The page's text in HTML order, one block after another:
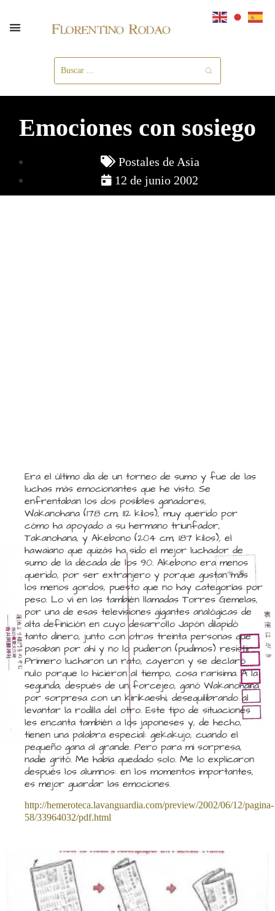
Emociones con sosiego
Postales de Asia
12 de junio 2002
Era el último día de un torneo de sumo y fue de las
luchas más emocionantes que he visto. Se
enfrentaban los dos posibles ganadores,
Wakanohana (178 cm, 112 kilos), muy querido por
cómo ha apoyado a su hermano triunfador,
Takanohana, y Akebono (204 cm, 187 kilos), el
hawaiano que quizás ha sido el mejor luchador de
sumo de la década de los 90. Akebono era menos
querido, por ser extranjero y porque gustan más
los menos gordos, puesto que no hay categorías por
peso. Lo vi en las también llamadas Torres Gemelas,
por una de esas televisiones gigantes analógicas de
alta definición en cuyo desarrollo Japón dilapidó
tanto dinero, junto con otras treinta personas que
pasaban por ahí y no lo pudieron (pudimos) resistir.
Primero lucharon un rato, cayeron y se declaró
nulo porque lo hicieron al tiempo, cosa rarísima. A la
segunda, después de un forcejeo, ganó Wakanohana
por sorpresa con un kirikaeshi, desequilibrando al
levantar la rodilla del otro. Este tipo de situaciones
les encanta también a los japoneses y, de hecho,
tienen una palabra especial: gekakujo, cuando el
pequeño gana al grande. Pero para mi sorpresa,
nadie gritó. Me había quedado solo. Me lo explicaron
después los alumnos: en los momentos importantes,
es mejor guardar las emociones.
http://hemeroteca.lavanguardia.com/preview/2002/06/12/pagina-
58/33964032/pdf.html